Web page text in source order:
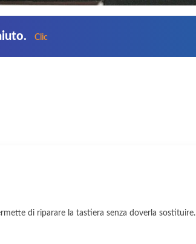
Clic
di riparare la tastiera senza doverla sostituire.